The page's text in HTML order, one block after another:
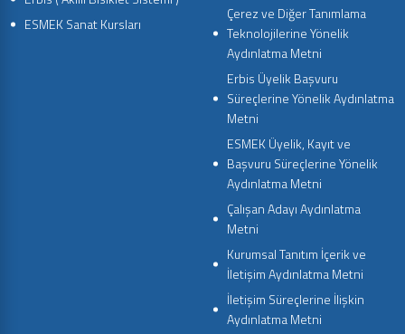
ESMEK Sanat Kursları
Çerez ve Diğer Tanımlama
Teknolojilerine Yönelik
Aydınlatma Metni
Erbis Üyelik Başvuru
Süreçlerine Yönelik Aydınlatma
Metni
ESMEK Üyelik, Kayıt ve
Başvuru Süreçlerine Yönelik
Aydınlatma Metni
Çalışan Adayı Aydınlatma
Metni
Kurumsal Tanıtım İçerik ve
İletişim Aydınlatma Metni
İletişim Süreçlerine İlişkin
Aydınlatma Metni